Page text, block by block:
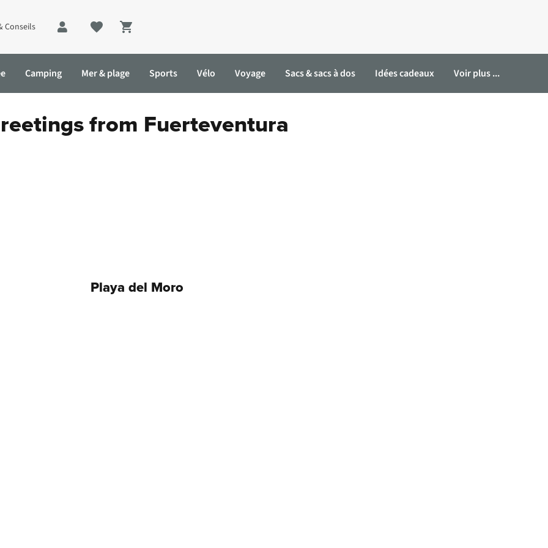
Conseils
Shopping cart
Camping Mer & plage Sports Vélo Voyage Sacs & sacs à dos Idées cadeaux Voir plus ...
from Fuerteventura
Playa del Moro